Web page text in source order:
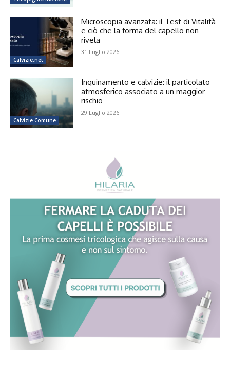
Calvizie.net
Microscopia avanzata: il Test di Vitalità
e ciò che la forma del capello non
rivela
31 Luglio 2026
Calvizie Comune
Inquinamento e calvizie: il particolato
atmosferico associato a un maggior
rischio
29 Luglio 2026